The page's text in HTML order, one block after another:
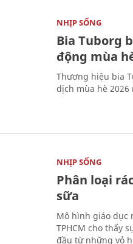
NHỊP SỐNG
Bia Tuborg
động mùa
Thương hiệu bia
dịch mùa hè 2026
NHỊP SỐNG
Phân loại
sữa
Mô hình giáo dục
TPHCM cho thấy
đầu từ những vỏ